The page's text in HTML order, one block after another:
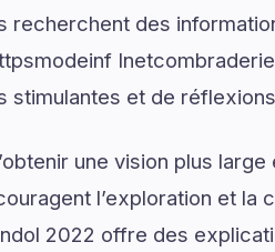
recherchent des
stimulantes et de
une vision plus
l’exploration et la
2022 offre des